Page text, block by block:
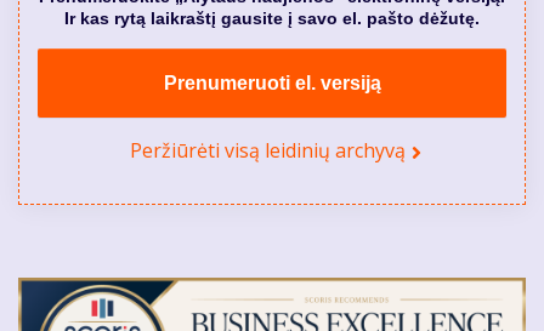
Ir kas rytą laikraštį gausite į savo el. pašto dėžutę.
Prenumeruoti el. versiją
Peržiūrėti visą leidinių archyvą